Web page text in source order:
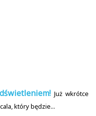
Już wkrótce
który będzie...